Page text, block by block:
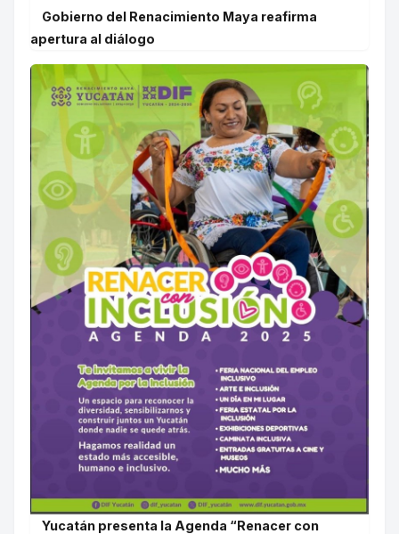
Gobierno del Renacimiento Maya reafirma
apertura al diálogo
Yucatán presenta la Agenda “Renacer con